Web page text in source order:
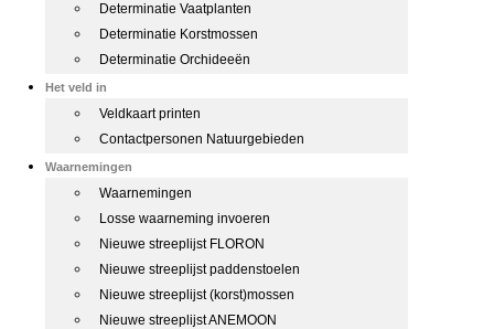
Determinatie Vaatplanten
Determinatie Korstmossen
Determinatie Orchideeën
Het veld in
Veldkaart printen
Contactpersonen Natuurgebieden
Waarnemingen
Waarnemingen
Losse waarneming invoeren
Nieuwe streeplijst FLORON
Nieuwe streeplijst paddenstoelen
Nieuwe streeplijst (korst)mossen
Nieuwe streeplijst ANEMOON